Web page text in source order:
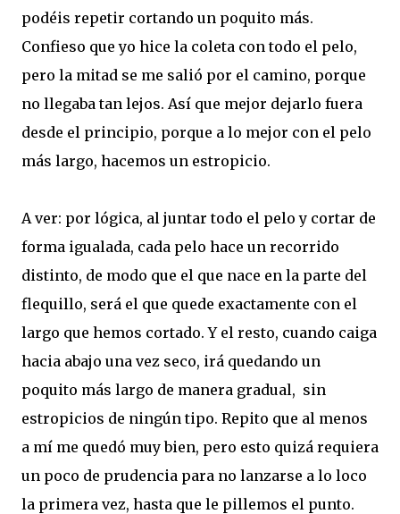
podéis repetir cortando un poquito más.
Confieso que yo hice la coleta con todo el pelo,
pero la mitad se me salió por el camino, porque
no llegaba tan lejos. Así que mejor dejarlo fuera
desde el principio, porque a lo mejor con el pelo
más largo, hacemos un estropicio.
A ver: por lógica, al juntar todo el pelo y cortar de
forma igualada, cada pelo hace un recorrido
distinto, de modo que el que nace en la parte del
flequillo, será el que quede exactamente con el
largo que hemos cortado. Y el resto, cuando caiga
hacia abajo una vez seco, irá quedando un
poquito más largo de manera gradual, sin
estropicios de ningún tipo. Repito que al menos
a mí me quedó muy bien, pero esto quizá requiera
un poco de prudencia para no lanzarse a lo loco
la primera vez, hasta que le pillemos el punto.